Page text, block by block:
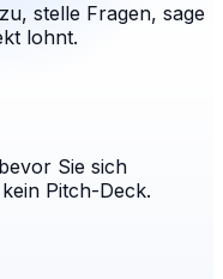
stelle Fragen, sage
lohnt.
Sie sich
Pitch-Deck.